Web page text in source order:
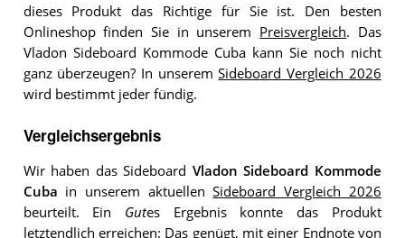
dieses Produkt das Richtige für Sie ist. Den besten
Onlineshop finden Sie in unserem Preisvergleich. Das
Vladon Sideboard Kommode Cuba kann Sie noch nicht
ganz überzeugen? In unseremSideboard Vergleich 2026
wird bestimmt jeder fündig.
Vergleichsergebnis
Wir haben das Sideboard Vladon Sideboard Kommode
Cuba in unserem aktuellenSideboard Vergleich 2026
beurteilt. Ein Gutes Ergebnis konnte das Produkt
letztendlich erreichen: Das genügt, mit einer Endnote von